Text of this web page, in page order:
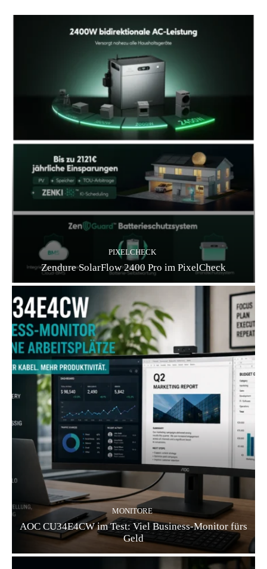
PIXELCHECK
Zendure SolarFlow 2400 Pro im PixelCheck
MONITORE
AOC CU34E4CW im Test: Viel Business-Monitor fürs
Geld